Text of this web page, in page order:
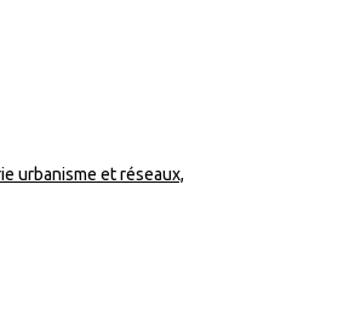
urbanisme et réseaux,